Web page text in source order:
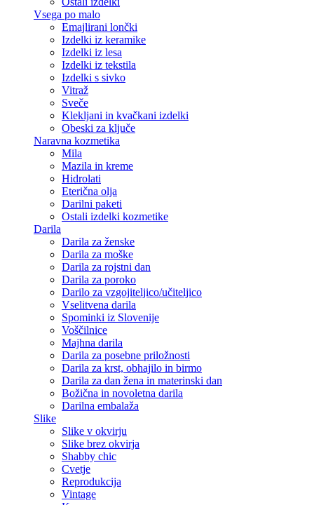
Vsega po malo
Emajlirani lončki
Izdelki iz keramike
Izdelki iz lesa
Izdelki iz tekstila
Izdelki s sivko
Vitraž
Sveče
Klekljani in kvačkani izdelki
Obeski za ključe
Naravna kozmetika
Mila
Mazila in kreme
Hidrolati
Eterična olja
Darilni paketi
Ostali izdelki kozmetike
Darila
Darila za ženske
Darila za moške
Darila za rojstni dan
Darila za poroko
Darilo za vzgojiteljico/učiteljico
Vselitvena darila
Spominki iz Slovenije
Voščilnice
Majhna darila
Darila za posebne priložnosti
Darila za krst, obhajilo in birmo
Darila za dan žena in materinski dan
Božična in novoletna darila
Darilna embalaža
Slike
Slike v okvirju
Slike brez okvirja
Shabby chic
Cvetje
Reprodukcija
Vintage